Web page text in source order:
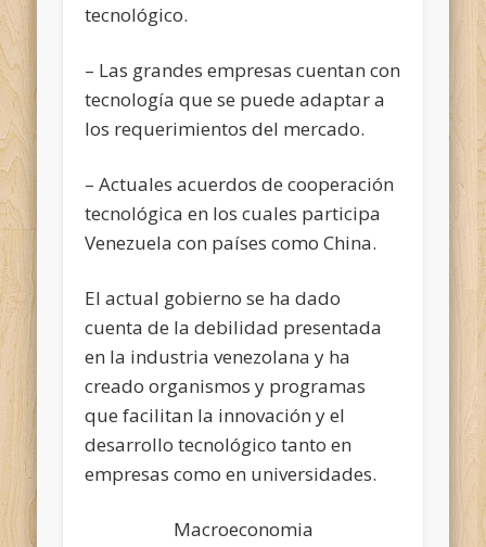
tecnológico.
– Las grandes empresas cuentan con
tecnología que se puede adaptar a
los requerimientos del mercado.
– Actuales acuerdos de cooperación
tecnológica en los cuales participa
Venezuela con países como China.
El actual gobierno se ha dado
cuenta de la debilidad presentada
en la industria venezolana y ha
creado organismos y programas
que facilitan la innovación y el
desarrollo tecnológico tanto en
empresas como en universidades.
Macroeconomia